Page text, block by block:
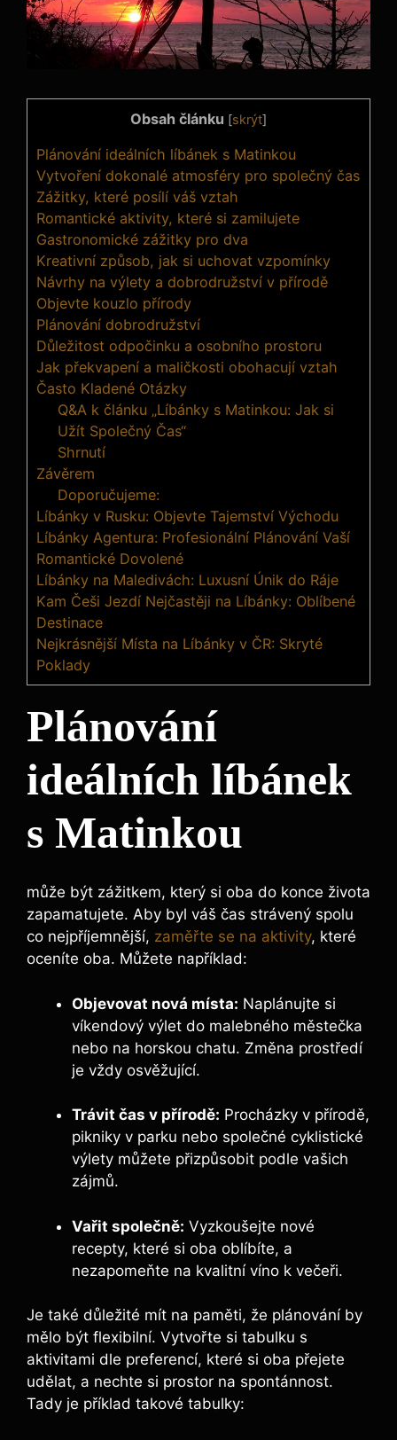
Obsah článku [skrýt]
Plánování ideálních líbánek s Matinkou
Vytvoření dokonalé atmosféry pro společný čas
Zážitky, které posílí váš vztah
Romantické aktivity, které si zamilujete
Gastronomické zážitky pro dva
Kreativní způsob, jak si uchovat vzpomínky
Návrhy na výlety a dobrodružství v přírodě
Objevte kouzlo přírody
Plánování dobrodružství
Důležitost odpočinku a osobního prostoru
Jak překvapení a maličkosti obohacují vztah
Často Kladené Otázky
Q&A k článku „Líbánky s Matinkou: Jak si
Užít Společný Čas“
Shrnutí
Závěrem
Doporučujeme:
Líbánky v Rusku: Objevte Tajemství Východu
Líbánky Agentura: Profesionální Plánování Vaší
Romantické Dovolené
Líbánky na Maledivách: Luxusní Únik do Ráje
Kam Češi Jezdí Nejčastěji na Líbánky: Oblíbené
Destinace
Nejkrásnější Místa na Líbánky v ČR: Skryté
Poklady
Plánování
ideálních líbánek
s Matinkou
může být zážitkem, který si oba do konce života
zapamatujete. Aby byl váš čas strávený spolu
co nejpříjemnější, zaměřte se na aktivity, které
oceníte oba. Můžete například:
Objevovat nová místa: Naplánujte si
víkendový výlet do malebného městečka
nebo na horskou chatu. Změna prostředí
je vždy osvěžující.
Trávit čas v přírodě: Procházky v přírodě,
pikniky v parku nebo společné cyklistické
výlety můžete přizpůsobit podle vašich
zájmů.
Vařit společně: Vyzkoušejte nové
recepty, které si oba oblíbíte, a
nezapomeňte na kvalitní víno k večeři.
Je také důležité mít na paměti, že plánování by
mělo být flexibilní. Vytvořte si tabulku s
aktivitami dle preferencí, které si oba přejete
udělat, a nechte si prostor na spontánnost.
Tady je příklad takové tabulky: